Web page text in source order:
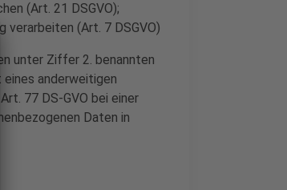
(Art. 21 DSGVO);
verarbeiten (Art. 7 DSGVO)
unter Ziffer 2. benannten
eines anderweitigen
77 DS-GVO bei einer
Daten in